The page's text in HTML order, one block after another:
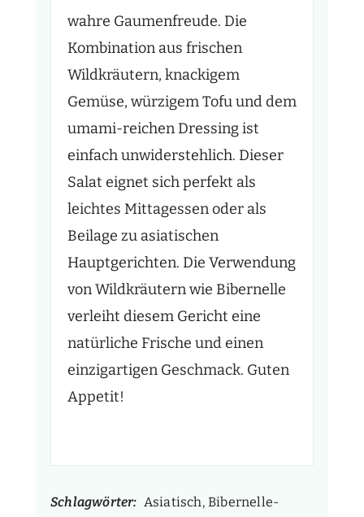
wahre Gaumenfreude. Die
Kombination aus frischen
Wildkräutern, knackigem
Gemüse, würzigem Tofu und dem
umami-reichen Dressing ist
einfach unwiderstehlich. Dieser
Salat eignet sich perfekt als
leichtes Mittagessen oder als
Beilage zu asiatischen
Hauptgerichten. Die Verwendung
von Wildkräutern wie Bibernelle
verleiht diesem Gericht eine
natürliche Frische und einen
einzigartigen Geschmack. Guten
Appetit!
Schlagwörter: Asiatisch, Bibernelle-